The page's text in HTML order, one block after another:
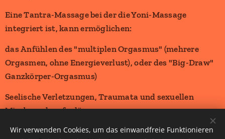
Eine Tantra-Massage bei der die Yoni-Massage
integriert ist, kann ermöglichen:
das Anfühlen des "multiplen Orgasmus" (mehrere
Orgasmen, ohne Energieverlust), oder des "Big-Draw"
Ganzkörper-Orgasmus)
Seelische Verletzungen, Traumata und sexuellen
Missbrauch aufzulösen.
sexuelle Lust intensiver und auf viel höherem
Wir verwenden Cookies, um das einwandfreie Funktionieren